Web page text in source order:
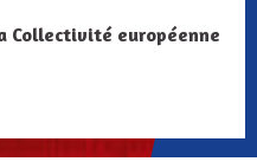
Collectivité européenne